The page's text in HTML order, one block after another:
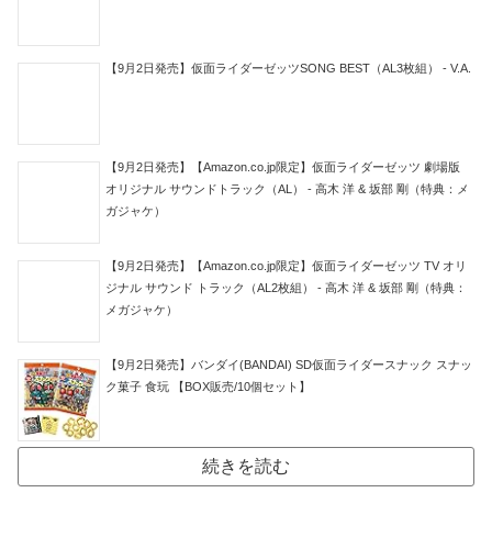
【9月2日発売】仮面ライダーゼッツSONG BEST（AL3枚組） - V.A.
【9月2日発売】【Amazon.co.jp限定】仮面ライダーゼッツ 劇場版
オリジナル サウンドトラック（AL） - 高木 洋 & 坂部 剛（特典：メ
ガジャケ）
【9月2日発売】【Amazon.co.jp限定】仮面ライダーゼッツ TV オリ
ジナル サウンド トラック（AL2枚組） - 高木 洋 & 坂部 剛（特典：
メガジャケ）
【9月2日発売】バンダイ(BANDAI) SD仮面ライダースナック スナッ
ク菓子 食玩 【BOX販売/10個セット】
続きを読む